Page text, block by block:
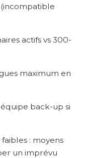
actifs vs 300-
maximum en
back-up si
: moyens
un imprévu